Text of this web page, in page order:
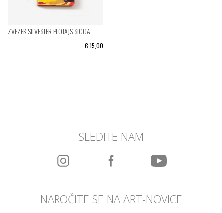
ZVEZEK SILVESTER PLOTAJS SICOA
€ 15,00
SLEDITE NAM
NAROČITE SE NA ART-NOVICE